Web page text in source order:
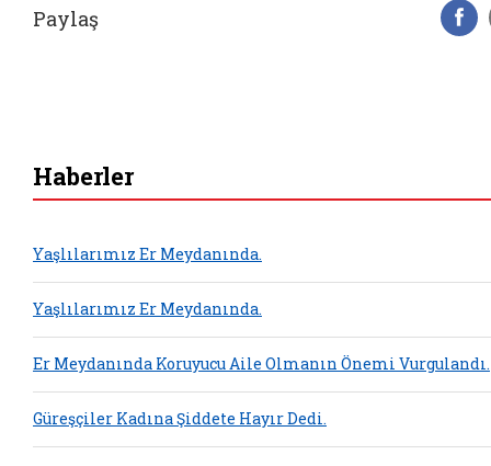
Paylaş
Haberler
Yaşlılarımız Er Meydanında.
Yaşlılarımız Er Meydanında.
Er Meydanında Koruyucu Aile Olmanın Önemi Vurgulandı.
Güreşçiler Kadına Şiddete Hayır Dedi.